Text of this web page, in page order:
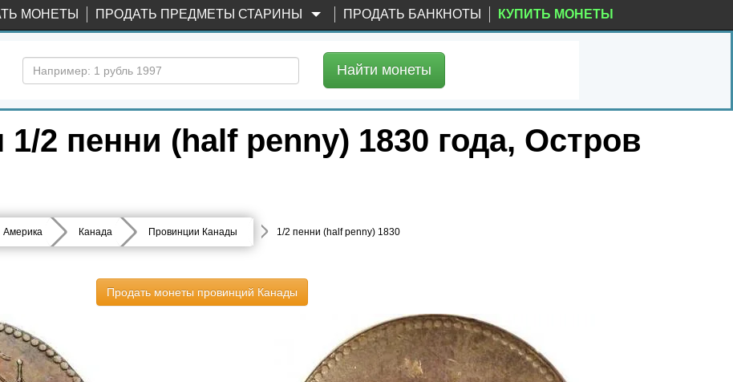
МОНЕТЫ ПРОДАТЬ ПРЕДМЕТЫ СТАРИНЫ ПРОДАТЬ БАНКНОТЫ КУПИТЬ МОНЕТЫ
Найти монеты
2 пенни (half penny) 1830 года, Остров
Америка Канада Провинции Канады 1/2 пенни (half penny) 1830
Продать монеты провинций Канады